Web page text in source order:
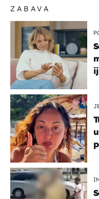
ZABAVA